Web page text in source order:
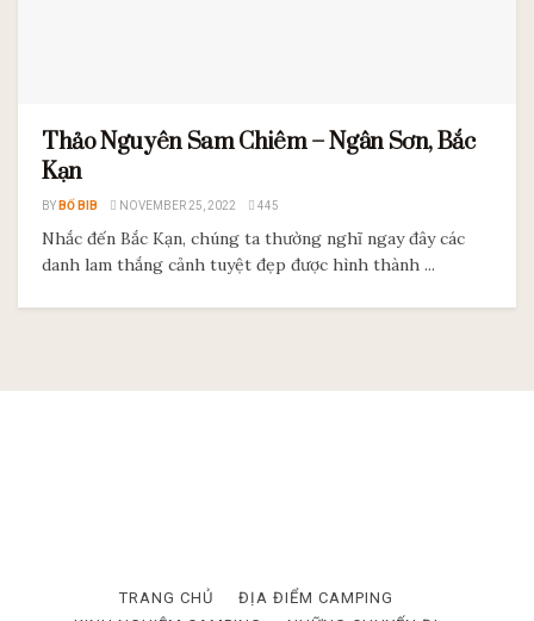
Thảo Nguyên Sam Chiêm – Ngân Sơn, Bắc
Kạn
BY BỐ BIB NOVEMBER 25, 2022 445
Nhắc đến Bắc Kạn, chúng ta thường nghĩ ngay đây các
danh lam thắng cảnh tuyệt đẹp được hình thành ...
TRANG CHỦ
ĐỊA ĐIỂM CAMPING